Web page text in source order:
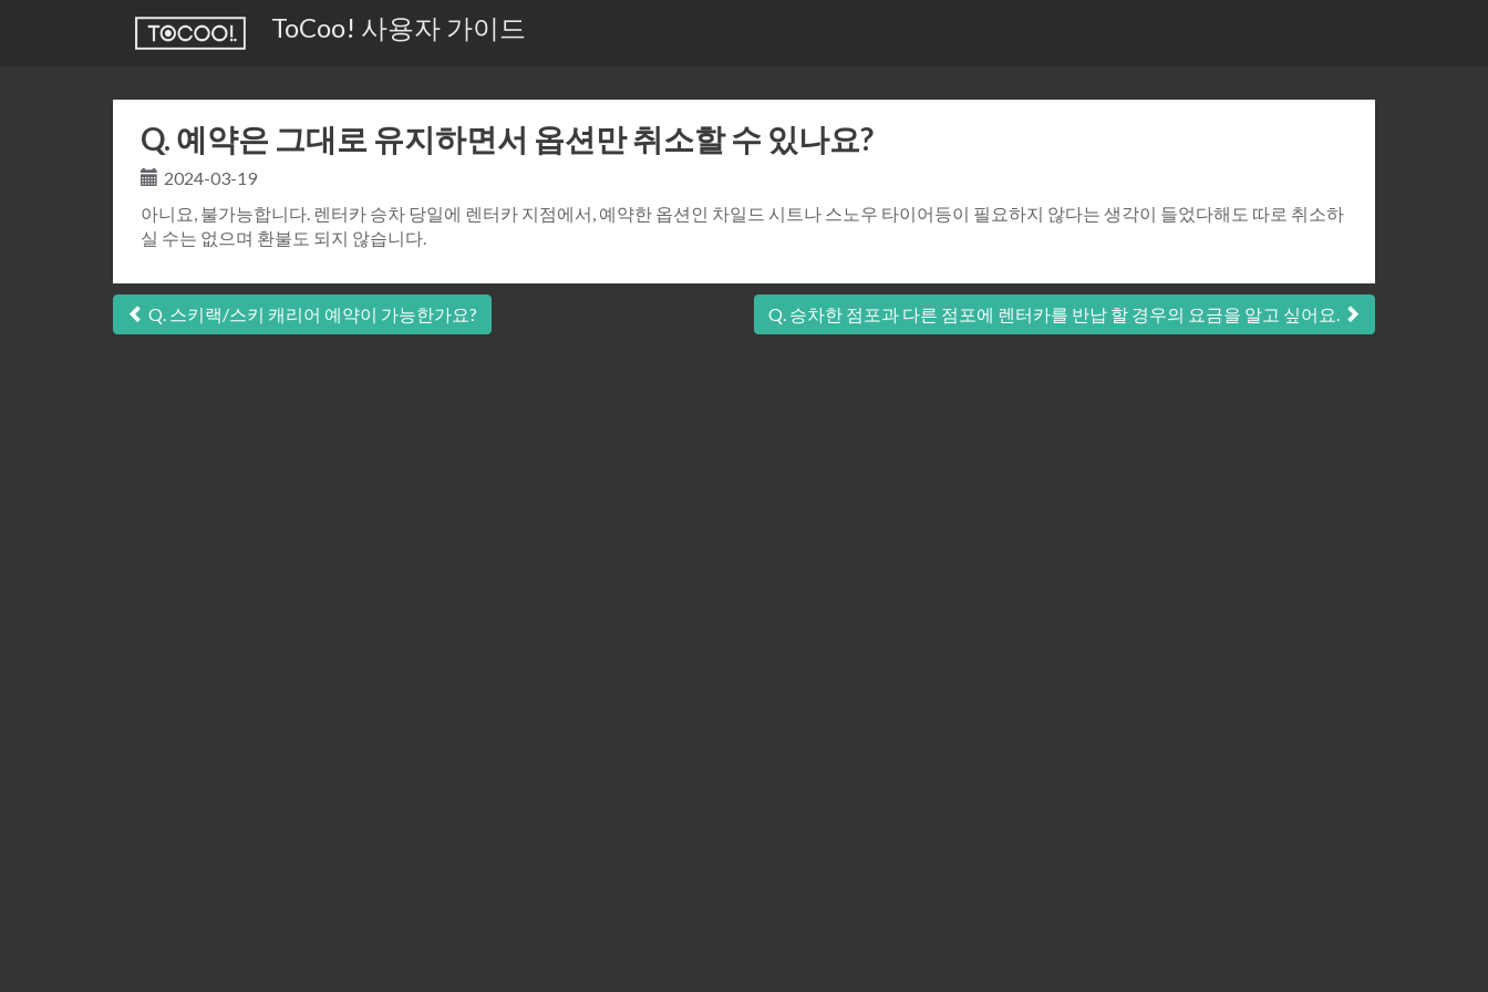
ToCoo! 사용자 가이드
Q. 예약은 그대로 유지하면서 옵션만 취소할 수 있나요?
2024-03-19
아니요, 불가능합니다. 렌터카 승차 당일에 렌터카 지점에서, 예약한 옵션인 차일드 시트나 스노우 타이어등이 필요하지 않다는 생각이 들었다해도 따로 취소하
실 수는 없으며 환불도 되지 않습니다.
글 Q. 스키랙/스키 캐리어 예약이 가능한가요? Q. 승차한 점포과 다른 점포에 렌터카를 반납 할 경우의 요금을 알고 싶어요.